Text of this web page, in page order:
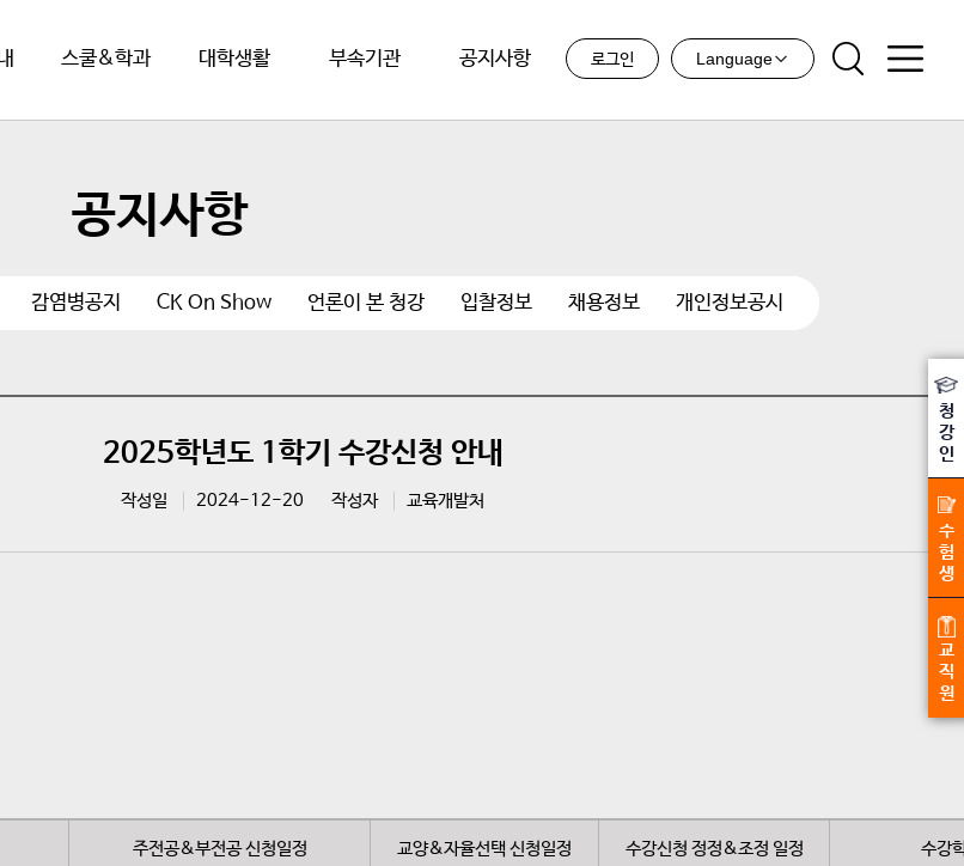
스쿨&학과 대학생활 부속기관 공지사항 로그인 Language
공지사항
감염병공지 CK On Show 언론이 본 청강 입찰정보 채용정보 개인정보공시
2025학년도 1학기 수강신청 안내
작성일 2024-12-20 작성자 교육개발처
주전공&부전공 신청일정 교양&자율선택 신청일정 수강신청 정정&조정 일정 수강
청
강
인
수
험
생
교
직
원